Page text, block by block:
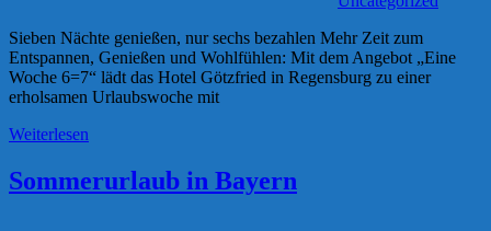
Sieben Nächte genießen, nur sechs bezahlen Mehr Zeit zum
Entspannen, Genießen und Wohlfühlen: Mit dem Angebot „Eine
Woche 6=7“ lädt das Hotel Götzfried in Regensburg zu einer
erholsamen Urlaubswoche mit
Weiterlesen
Sommerurlaub in Bayern